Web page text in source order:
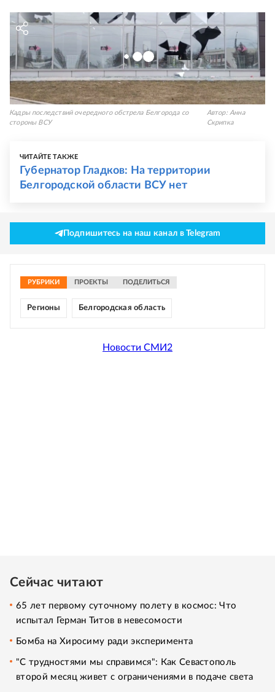
Кадры последствий очередного обстрела Белгорода со
стороны ВСУ
Автор: Анна
Скрипка
ЧИТАЙТЕ ТАКЖЕ
Губернатор Гладков: На территории
Белгородской области ВСУ нет
Подпишитесь на наш канал в Telegram
РУБРИКИ ПРОЕКТЫ ПОДЕЛИТЬСЯ
Регионы Белгородская область
Новости СМИ2
Сейчас читают
65 лет первому суточному полету в космос: Что
испытал Герман Титов в невесомости
Бомба на Хиросиму ради эксперимента
"С трудностями мы справимся": Как Севастополь
второй месяц живет с ограничениями в подаче света